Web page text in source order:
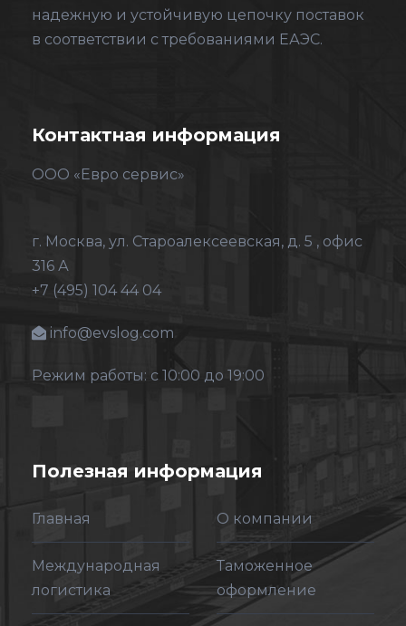
надежную и устойчивую цепочку поставок
в соответствии с требованиями ЕАЭС.
Контактная информация
ООО «Евро сервис»
г. Москва, ул. Староалексеевская, д. 5 , офис
316 А
+7 (495) 104 44 04
info@evslog.com
Режим работы: с 10:00 до 19:00
Полезная информация
Главная О компании
Международная
логистика
Таможенное
оформление